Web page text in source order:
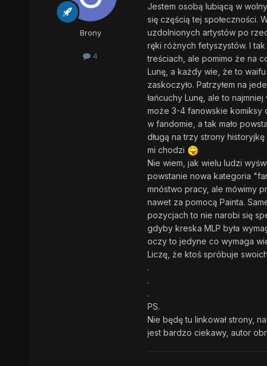
Brony
4
Jestem osobą lubiącą w
się częścią tej społeczności.
uzdolnionych artystów po
ręki różnych fetyszystów. I
treściach, ale pomimo że na
Lunę, a każdy wie, że to
zaskoczyło. Patrzyłem na
łańcuchy Lunę, ale to
może 3-4 fanowskie komiksy
w fandomie, a tak mało
długą na trzy strony
mi chodzi
Nie wiem, jak wielu ludzi
powstanie nowa kategoria
mnóstwo pracy, ale mówimy
nawet za pomocą Painta.
pozycjach to nie narobi się
gdyby kreska MLP była
oczy to jedyne co wymaga
Liczę, że ktoś spróbuje
.
.
.
PS.
Nie będę tu linkował strony,
jest bardzo ciekawy, autor